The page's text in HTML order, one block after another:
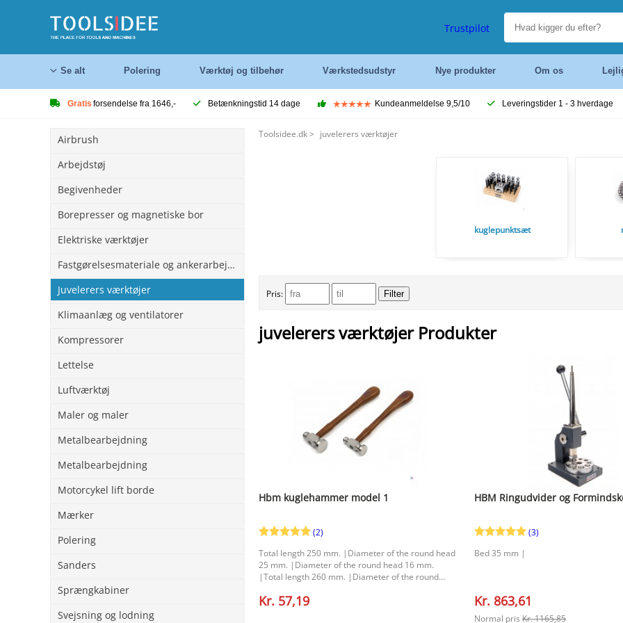
Trustpilot
Se alt Polering Værktøj og tilbehør Værkstedsudstyr Nye produkter Om os
Gratis forsendelse fra 1646,- Betænkningstid 14 dage Kundeanmeldelse 9,5/10 Leveringstider 1 - 3 hverdage
Airbrush
Arbejdstøj
Begivenheder
Borepresser og magnetiske bor
Elektriske værktøjer
Fastgørelsesmateriale og ankerarbejde
Juvelerers værktøjer
Klimaanlæg og ventilatorer
Kompressorer
Lettelse
Luftværktøj
Maler og maler
Metalbearbejdning
Metalbearbejdning
Motorcykel lift borde
Mærker
Polering
Sanders
Sprængkabiner
Svejsning og lodning
Toolsidee.dk> juvelerers værktøjer
kuglepunktsæt
Pris:
juvelerers værktøjer Produkter
Hbm kuglehammer model 1
(2)
Total length 250 mm. |Diameter of the round head
25 mm. |Diameter of the round head 16 mm.
|Total length 260 mm. |Diameter of the round
mm. |
Kr. 57,19
HBM Ringudvider og
(3)
Bed 35 mm |
Kr. 863,61
Normal pris Kr. 1165,85